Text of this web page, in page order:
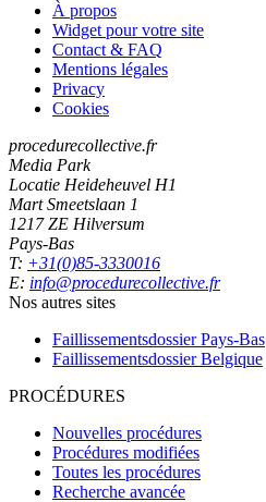
À propos
Widget pour votre site
Contact & FAQ
Mentions légales
Privacy
Cookies
procedurecollective.fr
Media Park
Locatie Heideheuvel H1
Mart Smeetslaan 1
1217 ZE Hilversum
Pays-Bas
T: +31(0)85-3330016
E: info@procedurecollective.fr
Nos autres sites
Faillissementsdossier Pays-Bas
Faillissementsdossier Belgique
PROCÉDURES
Nouvelles procédures
Procédures modifiées
Toutes les procédures
Recherche avancée